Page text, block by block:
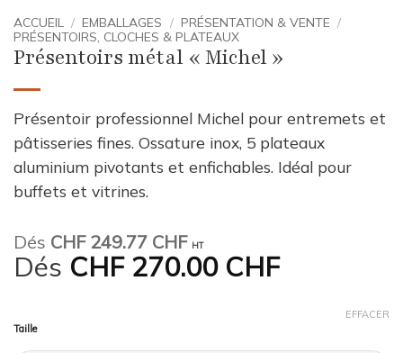
ACCUEIL / EMBALLAGES / PRÉSENTATION & VENTE /
PRÉSENTOIRS, CLOCHES & PLATEAUX
Présentoirs métal « Michel »
Présentoir professionnel Michel pour entremets et
pâtisseries fines. Ossature inox, 5 plateaux
aluminium pivotants et enfichables. Idéal pour
buffets et vitrines.
Dés CHF249.77 CHF HT
Dés CHF270.00 CHF
Taille
EFFACER